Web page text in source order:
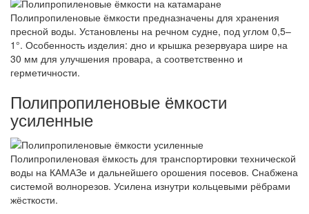
Полипропиленовые ёмкости предназначены для хранения
пресной воды. Установлены на речном судне, под углом 0,5–
1°. Особенность изделия: дно и крышка резервуара шире на
30 мм для улучшения провара, а соответственно и
герметичности.
Полипропиленовые ёмкости
усиленные
Полипропиленовая ёмкость для транспортировки технической
воды на КАМАЗе и дальнейшего орошения посевов. Снабжена
системой волнорезов. Усилена изнутри кольцевыми рёбрами
жёсткости.